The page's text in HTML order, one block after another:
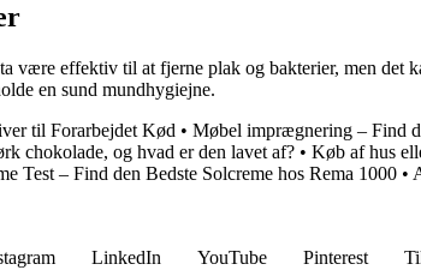
være effektiv til at fjerne plak og bakterier, men det
en sund mundhygiejne.
til Forarbejdet Kød • Møbel imprægnering – Find
chokolade, og hvad er den lavet af? • Køb af hus
Test – Find den Bedste Solcreme hos Rema 1000 •
LinkedIn YouTube Pinterest